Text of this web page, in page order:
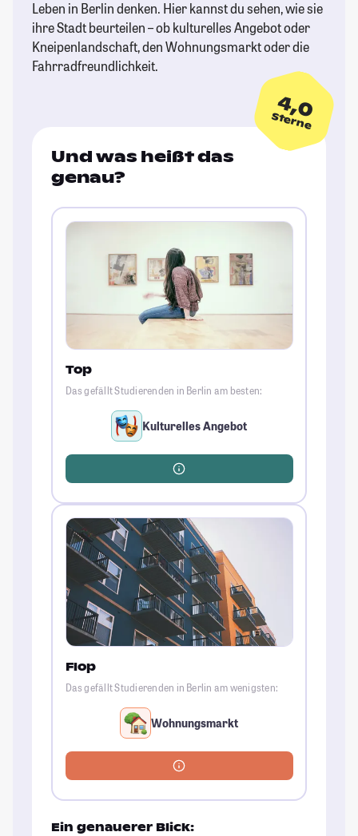
Leben in Berlin denken. Hier kannst du sehen, wie sie
ihre Stadt beurteilen – ob kulturelles Angebot oder
Kneipenlandschaft, den Wohnungsmarkt oder die
Fahrradfreundlichkeit.
4,0
Sterne
Und was heißt das
genau?
Top
Das gefällt Studierenden in Berlin am besten:
Kulturelles Angebot
Flop
Das gefällt Studierenden in Berlin am wenigsten:
Wohnungsmarkt
Ein genauerer Blick: